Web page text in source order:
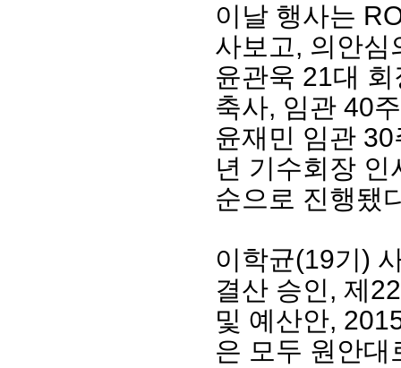
이날 행사는
사보고, 의안심
윤관욱 21대
축사, 임관 40
윤재민 임관
년 기수회장
순으로 진행됐
이학균(19기)
결산 승인, 제
및 예산안,
은 모두 원안대